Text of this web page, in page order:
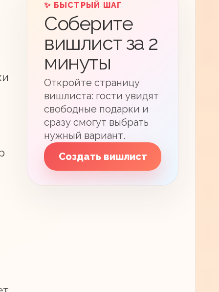
✨ БЫСТРЫЙ ШАГ
Соберите
вишлист за 2
минуты
Откройте страницу
вишлиста: гости увидят
свободные подарки и
сразу смогут выбрать
нужный вариант.
Создать вишлист